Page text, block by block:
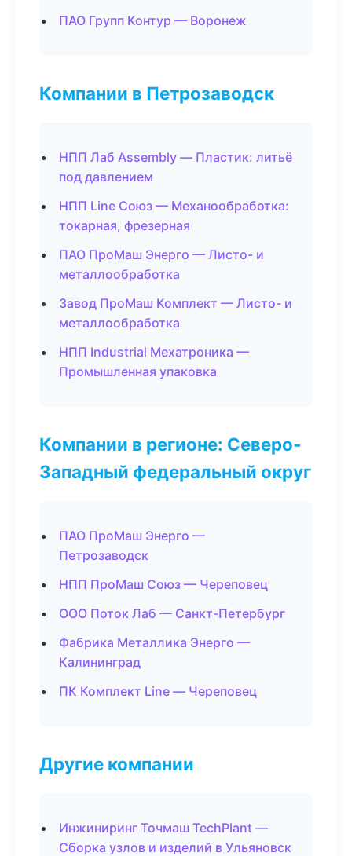
ПАО Групп Контур — Воронеж
Компании в Петрозаводск
НПП Лаб Assembly — Пластик: литьё
под давлением
НПП Line Союз — Механообработка:
токарная, фрезерная
ПАО ПроМаш Энерго — Листо- и
металлообработка
Завод ПроМаш Комплект — Листо- и
металлообработка
НПП Industrial Мехатроника —
Промышленная упаковка
Компании в регионе: Северо-
Западный федеральный округ
ПАО ПроМаш Энерго —
Петрозаводск
НПП ПроМаш Союз — Череповец
ООО Поток Лаб — Санкт-Петербург
Фабрика Металлика Энерго —
Калининград
ПК Комплект Line — Череповец
Другие компании
Инжиниринг Точмаш TechPlant —
Сборка узлов и изделий в Ульяновск